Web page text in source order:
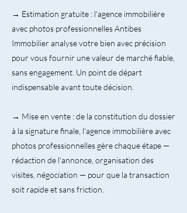
→ Estimation gratuite : l'agence immobilière
avec photos professionnelles Antibes
Immobilier analyse votre bien avec précision
pour vous fournir une valeur de marché fiable,
sans engagement. Un point de départ
indispensable avant toute décision.
→ Mise en vente : de la constitution du dossier
à la signature finale, l'agence immobilière avec
photos professionnelles gère chaque étape —
rédaction de l'annonce, organisation des
visites, négociation — pour que la transaction
soit rapide et sans friction.